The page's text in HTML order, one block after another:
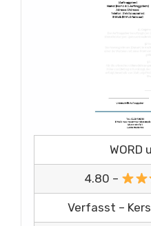
WORD
4.80 –
Verfasst –